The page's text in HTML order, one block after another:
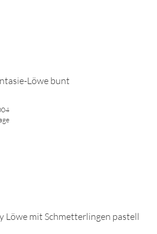
Löwe bunt
Löwe mit Schmetterlingen pastell